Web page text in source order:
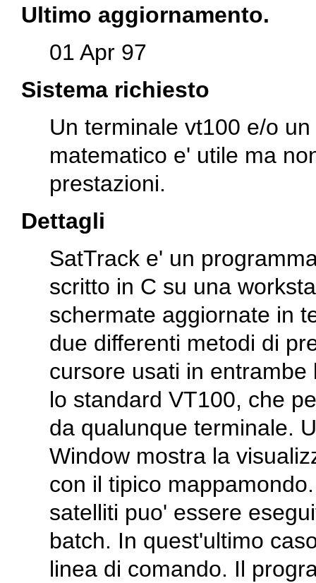
Ultimo aggiornamento.
01 Apr 97
Sistema richiesto
Un terminale vt100 e/o
matematico e' utile ma
prestazioni.
Dettagli
SatTrack e' un
scritto in C su una
schermate aggiornate in
due differenti metodi di
cursore usati in
lo standard VT100, che
da qualunque terminale.
Window mostra la
con il tipico
satelliti puo' essere
batch. In quest'ultimo
linea di comando. Il